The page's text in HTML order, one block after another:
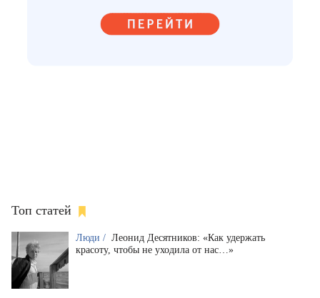
Топ статей
Люди / Леонид Десятников: «Как удержать
красоту, чтобы не уходила от нас…»